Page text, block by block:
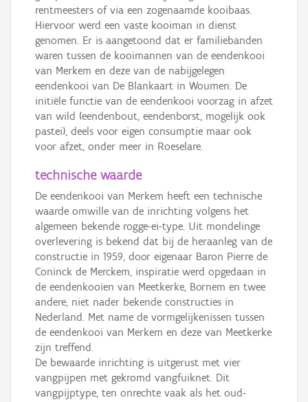
rentmeesters of via een zogenaamde kooibaas.
Hiervoor werd een vaste kooiman in dienst
genomen. Er is aangetoond dat er familiebanden
waren tussen de kooimannen van de eendenkooi
van Merkem en deze van de nabijgelegen
eendenkooi van De Blankaart in Woumen. De
initiële functie van de eendenkooi voorzag in afzet
van wild (eendenbout, eendenborst, mogelijk ook
pastei), deels voor eigen consumptie maar ook
voor afzet, onder meer in Roeselare.
technische waarde
De eendenkooi van Merkem heeft een technische
waarde omwille van de inrichting volgens het
algemeen bekende rogge-ei-type. Uit mondelinge
overlevering is bekend dat bij de heraanleg van de
constructie in 1959, door eigenaar Baron Pierre de
Coninck de Merckem, inspiratie werd opgedaan in
de eendenkooien van Meetkerke, Bornem en twee
andere, niet nader bekende constructies in
Nederland. Met name de vormgelijkenissen tussen
de eendenkooi van Merkem en deze van Meetkerke
zijn treffend.
De bewaarde inrichting is uitgerust met vier
vangpijpen met gekromd vangfuiknet. Dit
vangpijptype, ten onrechte vaak als het oud-